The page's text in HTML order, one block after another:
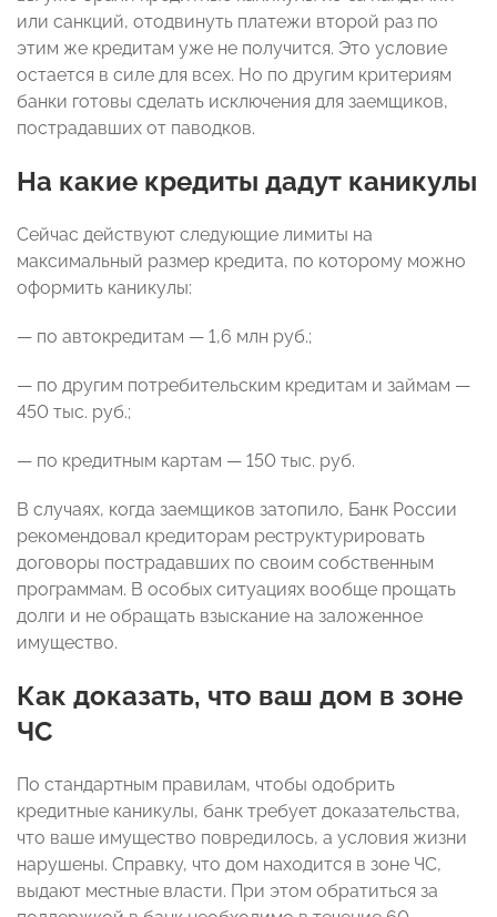
или санкций, отодвинуть платежи второй раз по
этим же кредитам уже не получится. Это условие
остается в силе для всех. Но по другим критериям
банки готовы сделать исключения для заемщиков,
пострадавших от паводков.
На какие кредиты дадут каникулы
Сейчас действуют следующие лимиты на
максимальный размер кредита, по которому можно
оформить каникулы:
— по автокредитам — 1,6 млн руб.;
— по другим потребительским кредитам и займам —
450 тыс. руб.;
— по кредитным картам — 150 тыс. руб.
В случаях, когда заемщиков затопило, Банк России
рекомендовал кредиторам реструктурировать
договоры пострадавших по своим собственным
программам. В особых ситуациях вообще прощать
долги и не обращать взыскание на заложенное
имущество.
Как доказать, что ваш дом в зоне
ЧС
По стандартным правилам, чтобы одобрить
кредитные каникулы, банк требует доказательства,
что ваше имущество повредилось, а условия жизни
нарушены. Справку, что дом находится в зоне ЧС,
выдают местные власти. При этом обратиться за